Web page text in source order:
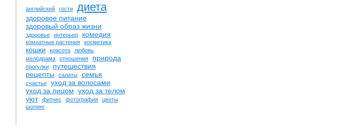
английский гости диета
здоровое питание
здоровый образ жизни
здоровье интерьер комедия
комнатные растения косметика
кошки красота
любовь
мелодрама
отношения природа
прогулки
путешествия
рецепты
салаты семья
счастье
уход за волосами
уход за лицом уход за телом
уют
фитнес фотография
цветы
шопинг